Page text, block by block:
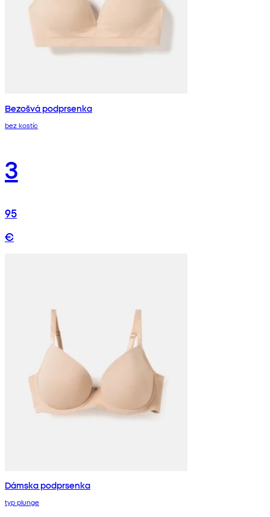
Bezošvá podprsenka
bez kostíc
3
95
€
Dámska podprsenka
typ plunge